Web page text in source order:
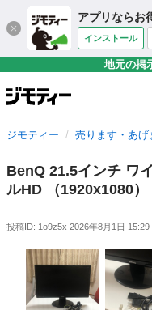
アプリならお
インストール
地元の掲
ジモティー 売ります・あげ
BenQ 21.5インチ ワ
ルHD （1920x1080）
投稿ID: 1o9z5x 2026年8月1日 15:29